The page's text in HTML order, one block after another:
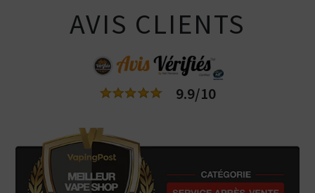
AVIS CLIENTS
9.9/10